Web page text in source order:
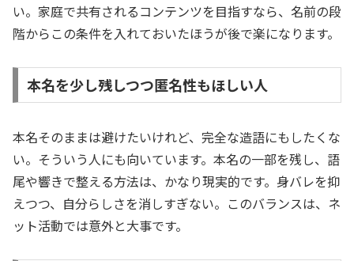
い。家庭で共有されるコンテンツを目指すなら、名前の段
階からこの条件を入れておいたほうが後で楽になります。
本名を少し残しつつ匿名性もほしい人
本名そのままは避けたいけれど、完全な造語にもしたくな
い。そういう人にも向いています。本名の一部を残し、語
尾や響きで整える方法は、かなり現実的です。身バレを抑
えつつ、自分らしさを消しすぎない。このバランスは、ネ
ット活動では意外と大事です。